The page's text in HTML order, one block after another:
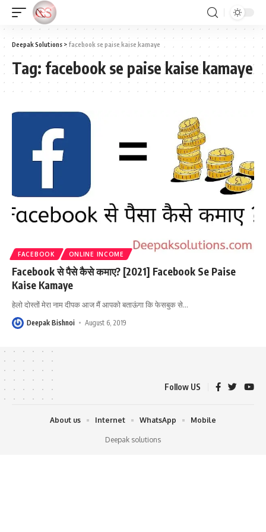
Deepak Solutions > facebook se paise kaise kamaye
Tag: facebook se paise kaise kamaye
FACEBOOK ONLINE INCOME
Facebook से पैसे कैसे कमाए? [2021] Facebook Se Paise
Kaise Kamaye
हेलो दोस्तों मेरा नाम दीपक आज मैं आपको बताऊंगा कि फेसबुक से…
Deepak Bishnoi August 6, 2019
Follow US
Deepak solutions
About us Internet WhatsApp Mobile